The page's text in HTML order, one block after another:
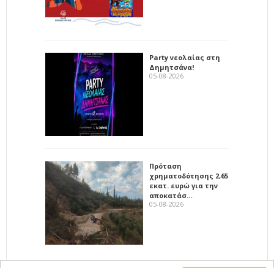
Party νεολαίας στη
Δημητσάνα!
05-08-2026
Πρόταση
χρηματοδότησης 2,65
εκατ. ευρώ για την
αποκατάσ…
05-08-2026